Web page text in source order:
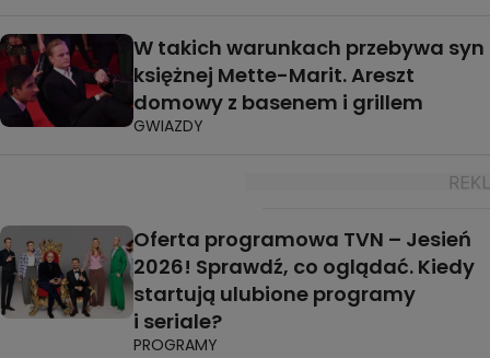
W takich warunkach przebywa syn
księżnej Mette-Marit. Areszt
domowy z basenem i grillem
GWIAZDY
Oferta programowa TVN – Jesień
2026! Sprawdź, co oglądać. Kiedy
startują ulubione programy
i seriale?
PROGRAMY